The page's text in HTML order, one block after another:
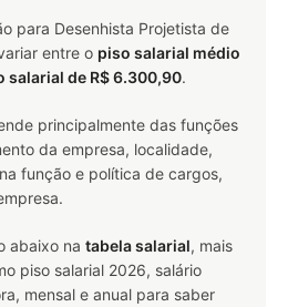
para Desenhista Projetista de
entre o piso salarial médio
salarial de R$ 6.300,90.
principalmente das funções
da empresa, localidade,
função e política de cargos,
abaixo na tabela salarial, mais
piso salarial 2026, salário
mensal e anual para saber